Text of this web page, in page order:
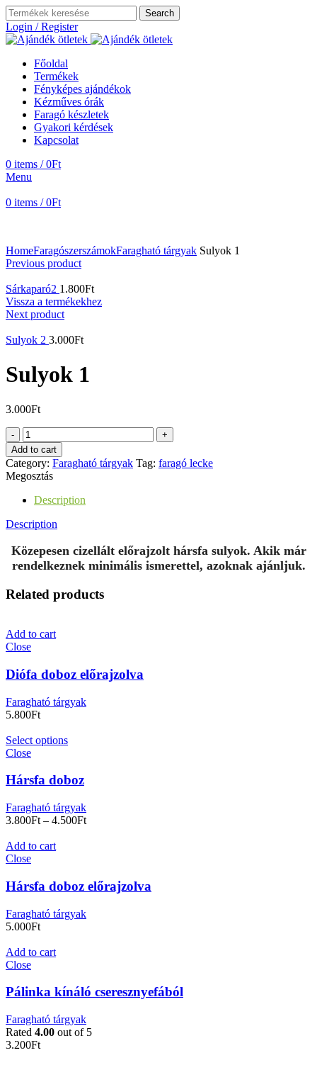
Search
Login / Register
Főoldal
Termékek
Fényképes ajándékok
Kézműves órák
Faragó készletek
Gyakori kérdések
Kapcsolat
0 items / 0Ft
Menu
0 items / 0Ft
HomeFaragószerszámokFaragható tárgyak Sulyok 1
Previous product
Sárkaparó2 1.800Ft
Vissza a termékekhez
Next product
Sulyok 2 3.000Ft
Sulyok 1
3.000Ft
Sulyok
1
quantity
Add to cart
Category: Faragható tárgyak Tag: faragó lecke
Megosztás
Description
Description
Közepesen cizellált előrajzolt hársfa sulyok. Akik már
rendelkeznek minimális ismerettel, azoknak ajánljuk.
Related products
Add to cart
Close
Diófa doboz előrajzolva
Faragható tárgyak
5.800Ft
Select options
Close
Hársfa doboz
Faragható tárgyak
3.800Ft – 4.500Ft
Add to cart
Close
Hársfa doboz előrajzolva
Faragható tárgyak
5.000Ft
Add to cart
Close
Pálinka kínáló cseresznyefából
Faragható tárgyak
Rated 4.00 out of 5
3.200Ft